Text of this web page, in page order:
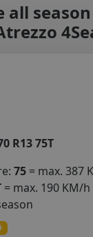
all season
R13 75T
75 = max. 387
= max. 190 KM/h